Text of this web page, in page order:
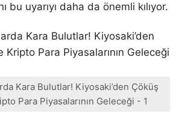
bu uyarıyı daha da önemli kılıyor.
Kara Bulutlar! Kiyosaki’den Çöküş
Para Piyasalarının Geleceği - 1